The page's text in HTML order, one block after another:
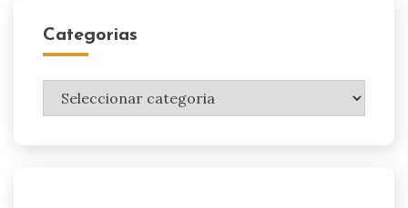
Categorias
Categorias